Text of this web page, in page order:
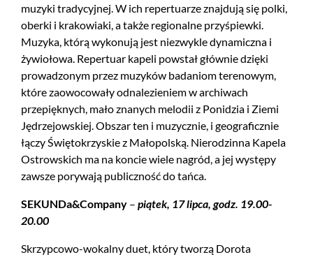
muzyki tradycyjnej. W ich repertuarze znajdują się polki,
oberki i krakowiaki, a także regionalne przyśpiewki.
Muzyka, którą wykonują jest niezwykle dynamiczna i
żywiołowa. Repertuar kapeli powstał głównie dzięki
prowadzonym przez muzyków badaniom terenowym,
które zaowocowały odnalezieniem w archiwach
przepięknych, mało znanych melodii z Ponidzia i Ziemi
Jędrzejowskiej. Obszar ten i muzycznie, i geograficznie
łączy Świętokrzyskie z Małopolską. Nierodzinna Kapela
Ostrowskich ma na koncie wiele nagród, a jej występy
zawsze porywają publiczność do tańca.
SEKUNDa&Company – piątek, 17 lipca, godz. 19.00-
20.00
Skrzypcowo-wokalny duet, który tworzą Dorota